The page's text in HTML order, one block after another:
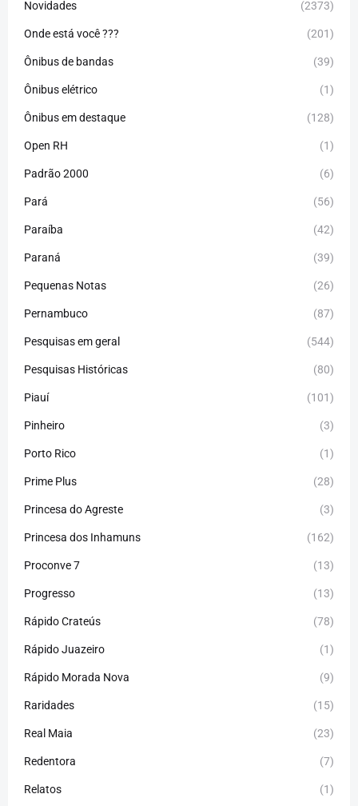
Novidades (2373)
Onde está você ??? (201)
Ônibus de bandas (39)
Ônibus elétrico (1)
Ônibus em destaque (128)
Open RH (1)
Padrão 2000 (6)
Pará (56)
Paraíba (42)
Paraná (39)
Pequenas Notas (26)
Pernambuco (87)
Pesquisas em geral (544)
Pesquisas Históricas (80)
Piauí (101)
Pinheiro (3)
Porto Rico (1)
Prime Plus (28)
Princesa do Agreste (3)
Princesa dos Inhamuns (162)
Proconve 7 (13)
Progresso (13)
Rápido Crateús (78)
Rápido Juazeiro (1)
Rápido Morada Nova (9)
Raridades (15)
Real Maia (23)
Redentora (7)
Relatos (1)